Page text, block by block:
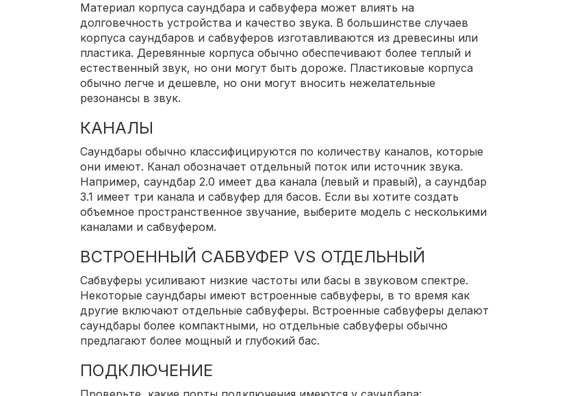
Материал корпуса саундбара и сабвуфера может влиять на
долговечность устройства и качество звука. В большинстве случаев
корпуса саундбаров и сабвуферов изготавливаются из древесины или
пластика. Деревянные корпуса обычно обеспечивают более теплый и
естественный звук, но они могут быть дороже. Пластиковые корпуса
обычно легче и дешевле, но они могут вносить нежелательные
резонансы в звук.
КАНАЛЫ
Саундбары обычно классифицируются по количеству каналов, которые
они имеют. Канал обозначает отдельный поток или источник звука.
Например, саундбар 2.0 имеет два канала (левый и правый), а саундбар
3.1 имеет три канала и сабвуфер для басов. Если вы хотите создать
объемное пространственное звучание, выберите модель с несколькими
каналами и сабвуфером.
ВСТРОЕННЫЙ САБВУФЕР VS ОТДЕЛЬНЫЙ
Сабвуферы усиливают низкие частоты или басы в звуковом спектре.
Некоторые саундбары имеют встроенные сабвуферы, в то время как
другие включают отдельные сабвуферы. Встроенные сабвуферы делают
саундбары более компактными, но отдельные сабвуферы обычно
предлагают более мощный и глубокий бас.
ПОДКЛЮЧЕНИЕ